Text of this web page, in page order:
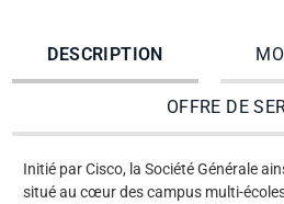
DESCRIPTION
OFFRE DE
Initié par Cisco, la Société Générale
situé au cœur des campus multi-